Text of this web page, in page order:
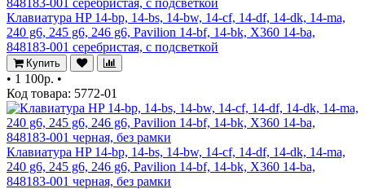
Клавиатура HP 14-bp, 14-bs, 14-bw, 14-cf, 14-df, 14-dk, 14-ma,
240 g6, 245 g6, 246 g6, Pavilion 14-bf, 14-bk, X360 14-ba,
848183-001 серебристая, с подсветкой
Купить
• 1 100р. •
Код товара: 5772-01
Клавиатура HP 14-bp, 14-bs, 14-bw, 14-cf, 14-df, 14-dk, 14-ma,
240 g6, 245 g6, 246 g6, Pavilion 14-bf, 14-bk, X360 14-ba,
848183-001 черная, без рамки